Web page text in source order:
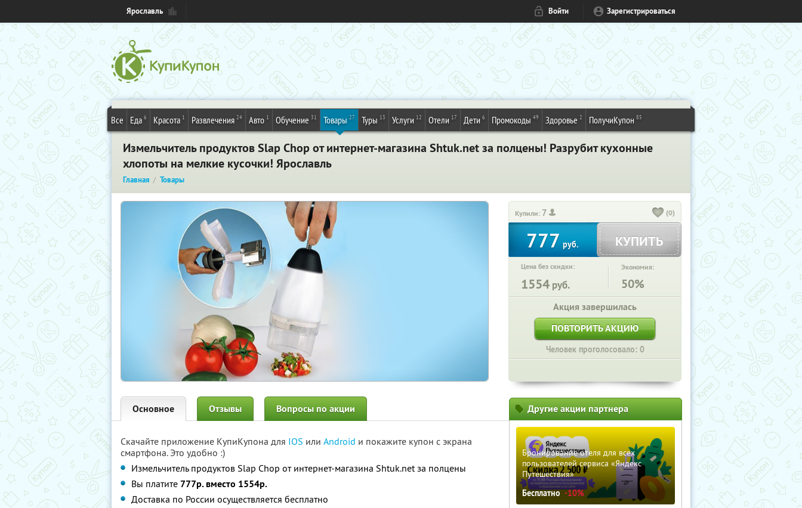
Ярославль Войти Зарегистрироваться
Все Еда 6 Красота 1 Развлечения 24 Авто 1 Обучение 31 Товары 27 Туры 13 Услуги 12 Отели 17 Дети 6 Промокоды 49 Здоровье 2 ПолучиКупон 85
Измельчитель продуктов Slap Chop от интернет-магазина Shtuk.net за полцены! Разрубит кухонные
хлопоты на мелкие кусочки! Ярославль
Главная Товары
Купили: 7 (0)
777 руб. КУПИТЬ
Цена без скидки:
1554 руб.
Экономия:
50%
Акция завершилась
ПОВТОРИТЬ АКЦИЮ
Человек проголосовало: 0
Основное Отзывы Вопросы по акции
Скачайте приложение КупиКупона для IOS или Android и покажите купон с экрана
смартфона. Это удобно :)
Измельчитель продуктов Slap Chop от интернет-магазина Shtuk.net за полцены
Вы платите 777р. вместо 1554р.
Доставка по России осуществляется бесплатно
Другие акции партнера
Бронирование отеля для всех
пользователей сервиса «Яндекс
Путешествия»
Бесплатно -10%